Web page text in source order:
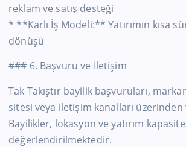
reklam ve satış desteği
* **Karlı İş Modeli:** Yatırımın kısa
dönüşü
### 6. Başvuru ve İletişim
Tak Takıştır bayilik başvuruları,
sitesi veya iletişim kanalları üzerinden
Bayilikler, lokasyon ve yatırım
değerlendirilmektedir.